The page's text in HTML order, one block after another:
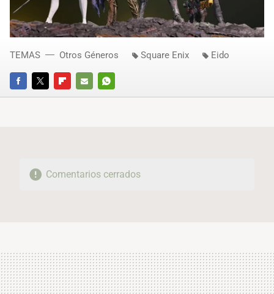
FACEBOOKTWITTERFLIPBOARD
E-
WHATSAPP
TEMAS Otros Géneros Square Enix Eido
Comentarios cerrados